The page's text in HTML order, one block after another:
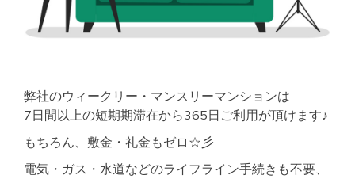
弊社のウィークリー・マンスリーマンションは
7日間以上の短期期滞在から365日ご利用が頂けます♪
もちろん、敷金・礼金もゼロ☆彡
電気・ガス・水道などのライフライン手続きも不要、